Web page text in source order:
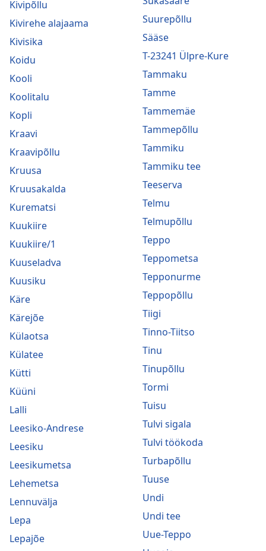
Kivipõllu
Kivirehe alajaama
Kivisika
Koidu
Kooli
Koolitalu
Kopli
Kraavi
Kraavipõllu
Kruusa
Kruusakalda
Kurematsi
Kuukiire
Kuukiire/1
Kuuseladva
Kuusiku
Käre
Kärejõe
Külaotsa
Külatee
Kütti
Küüni
Lalli
Leesiko-Andrese
Leesiku
Leesikumetsa
Lehemetsa
Lennuvälja
Lepa
Lepajõe
Suurepõllu
Sääse
T-23241 Ülpre-Kure
Tammaku
Tamme
Tammemäe
Tammepõllu
Tammiku
Tammiku tee
Teeserva
Telmu
Telmupõllu
Teppo
Teppometsa
Tepponurme
Teppopõllu
Tiigi
Tinno-Tiitso
Tinu
Tinupõllu
Tormi
Tuisu
Tulvi sigala
Tulvi töökoda
Turbapõllu
Tuuse
Undi
Undi tee
Uue-Teppo